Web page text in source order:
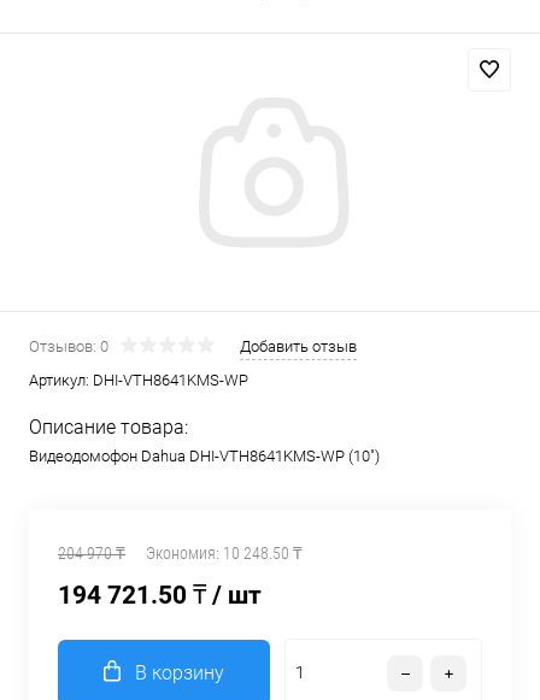
Отзывов: 0
Добавить отзыв
Артикул: DHI-VTH8641KMS-WP
Описание товара:
Видеодомофон Dahua DHI-VTH8641KMS-WP (10")
204 970 ₸ Экономия: 10 248.50 ₸
194 721.50 ₸ / шт
В корзину